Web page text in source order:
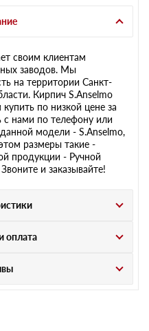
своим клиентам
заводов. Мы
на территории Санкт-
Кирпич S.Anselmo
по низкой цене за
нами по телефону или
модели - S.Anselmo,
размеры такие -
продукции - Ручной
и заказывайте!
оплата